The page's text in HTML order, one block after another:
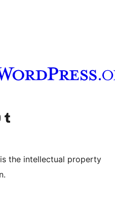
kontuYouTube kanālu
Apmeklējiet mūsu Tumblr kontu
the intellectual property